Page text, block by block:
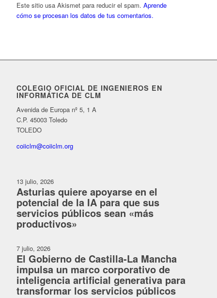
Este sitio usa Akismet para reducir el spam. Aprende
cómo se procesan los datos de tus comentarios.
COLEGIO OFICIAL DE INGENIEROS EN
INFORMÁTICA DE CLM
Avenida de Europa nº 5, 1 A
C.P. 45003 Toledo
TOLEDO
coiiclm@coiiclm.org
13 julio, 2026
Asturias quiere apoyarse en el
potencial de la IA para que sus
servicios públicos sean «más
productivos»
7 julio, 2026
El Gobierno de Castilla-La Mancha
impulsa un marco corporativo de
inteligencia artificial generativa para
transformar los servicios públicos